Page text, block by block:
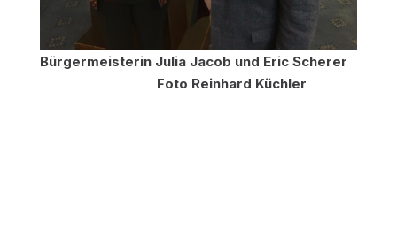
Bürgermeisterin Julia Jacob und Eric Scherer
Foto Reinhard Küchler